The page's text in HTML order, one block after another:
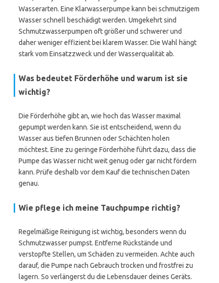
Wasserarten. Eine Klarwasserpumpe kann bei schmutzigem
Wasser schnell beschädigt werden. Umgekehrt sind
Schmutzwasserpumpen oft größer und schwerer und
daher weniger effizient bei klarem Wasser. Die Wahl hängt
stark vom Einsatzzweck und der Wasserqualität ab.
Was bedeutet Förderhöhe und warum ist sie
wichtig?
Die Förderhöhe gibt an, wie hoch das Wasser maximal
gepumpt werden kann. Sie ist entscheidend, wenn du
Wasser aus tiefen Brunnen oder Schächten holen
möchtest. Eine zu geringe Förderhöhe führt dazu, dass die
Pumpe das Wasser nicht weit genug oder gar nicht fördern
kann. Prüfe deshalb vor dem Kauf die technischen Daten
genau.
Wie pflege ich meine Tauchpumpe richtig?
Regelmäßige Reinigung ist wichtig, besonders wenn du
Schmutzwasser pumpst. Entferne Rückstände und
verstopfte Stellen, um Schäden zu vermeiden. Achte auch
darauf, die Pumpe nach Gebrauch trocken und frostfrei zu
lagern. So verlängerst du die Lebensdauer deines Geräts.